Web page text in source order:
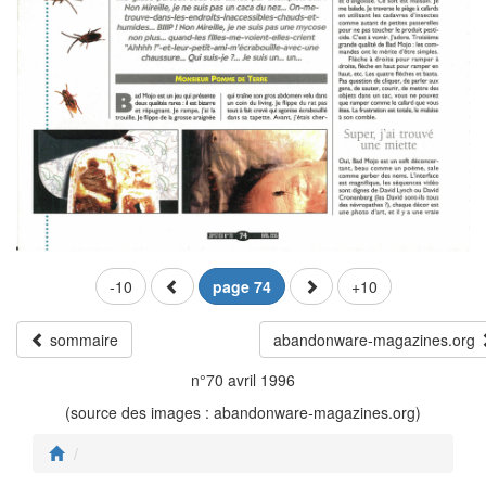
-10 page 74 +10
sommaire
abandonware-magazines.org
n°70 avril 1996
(source des images : abandonware-magazines.org)